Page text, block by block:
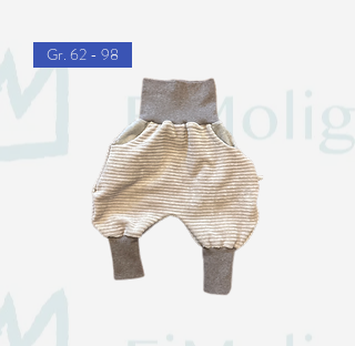
Gr. 62 - 98